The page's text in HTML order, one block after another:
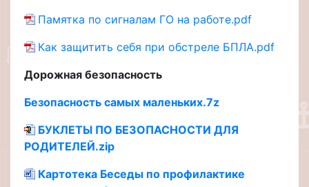
Памятка по сигналам ГО на работе.pdf
Как защитить себя при обстреле БПЛА.pdf
Дорожная безопасность
Безопасность самых маленьких.7z
БУКЛЕТЫ ПО БЕЗОПАСНОСТИ ДЛЯ
РОДИТЕЛЕЙ.zip
Картотека Беседы по профилактике